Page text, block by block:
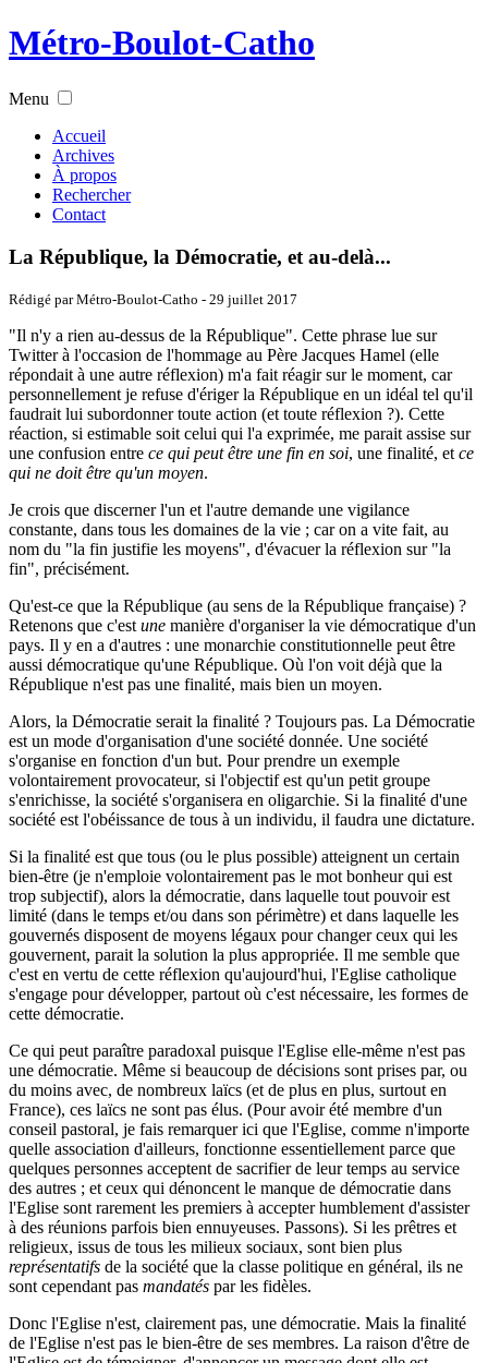
Métro-Boulot-Catho
Menu
Accueil
Archives
À propos
Rechercher
Contact
La République, la Démocratie, et au-delà...
Rédigé par Métro-Boulot-Catho - 29 juillet 2017
"Il n'y a rien au-dessus de la République". Cette phrase lue sur
Twitter à l'occasion de l'hommage au Père Jacques Hamel (elle
répondait à une autre réflexion) m'a fait réagir sur le moment, car
personnellement je refuse d'ériger la République en un idéal tel qu'il
faudrait lui subordonner toute action (et toute réflexion ?). Cette
réaction, si estimable soit celui qui l'a exprimée, me parait assise sur
une confusion entre ce qui peut être une fin en soi, une finalité, et ce
qui ne doit être qu'un moyen.
Je crois que discerner l'un et l'autre demande une vigilance
constante, dans tous les domaines de la vie ; car on a vite fait, au
nom du "la fin justifie les moyens", d'évacuer la réflexion sur "la
fin", précisément.
Qu'est-ce que la République (au sens de la République française) ?
Retenons que c'est une manière d'organiser la vie démocratique d'un
pays. Il y en a d'autres : une monarchie constitutionnelle peut être
aussi démocratique qu'une République. Où l'on voit déjà que la
République n'est pas une finalité, mais bien un moyen.
Alors, la Démocratie serait la finalité ? Toujours pas. La Démocratie
est un mode d'organisation d'une société donnée. Une société
s'organise en fonction d'un but. Pour prendre un exemple
volontairement provocateur, si l'objectif est qu'un petit groupe
s'enrichisse, la société s'organisera en oligarchie. Si la finalité d'une
société est l'obéissance de tous à un individu, il faudra une dictature.
Si la finalité est que tous (ou le plus possible) atteignent un certain
bien-être (je n'emploie volontairement pas le mot bonheur qui est
trop subjectif), alors la démocratie, dans laquelle tout pouvoir est
limité (dans le temps et/ou dans son périmètre) et dans laquelle les
gouvernés disposent de moyens légaux pour changer ceux qui les
gouvernent, parait la solution la plus appropriée. Il me semble que
c'est en vertu de cette réflexion qu'aujourd'hui, l'Eglise catholique
s'engage pour développer, partout où c'est nécessaire, les formes de
cette démocratie.
Ce qui peut paraître paradoxal puisque l'Eglise elle-même n'est pas
une démocratie. Même si beaucoup de décisions sont prises par, ou
du moins avec, de nombreux laïcs (et de plus en plus, surtout en
France), ces laïcs ne sont pas élus. (Pour avoir été membre d'un
conseil pastoral, je fais remarquer ici que l'Eglise, comme n'importe
quelle association d'ailleurs, fonctionne essentiellement parce que
quelques personnes acceptent de sacrifier de leur temps au service
des autres ; et ceux qui dénoncent le manque de démocratie dans
l'Eglise sont rarement les premiers à accepter humblement d'assister
à des réunions parfois bien ennuyeuses. Passons). Si les prêtres et
religieux, issus de tous les milieux sociaux, sont bien plus
représentatifs de la société que la classe politique en général, ils ne
sont cependant pas mandatés par les fidèles.
Donc l'Eglise n'est, clairement pas, une démocratie. Mais la finalité
de l'Eglise n'est pas le bien-être de ses membres. La raison d'être de